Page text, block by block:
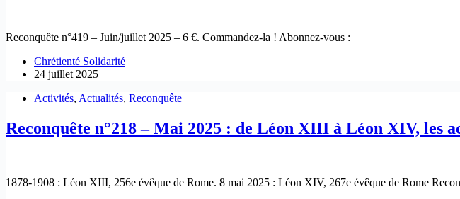
Reconquête n°419 – Juin/juillet 2025 – 6 €. Commandez-la ! Abonnez-vous :
Chrétienté Solidarité
24 juillet 2025
Activités, Actualités, Reconquête
Reconquête n°218 – Mai 2025 : de Léon XIII à Léon XIV,
1878-1908 : Léon XIII, 256e évêque de Rome. 8 mai 2025 : Léon XIV, 267e évêque de Rome